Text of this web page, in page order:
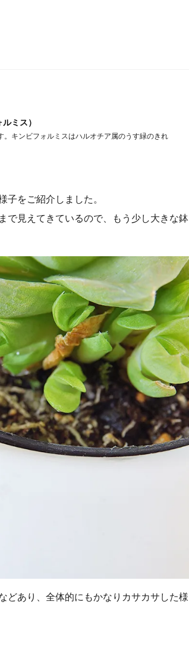
ミス）
キンビフォルミスはハルオチア属のうす緑のきれ
子をご紹介しました。
で見えてきているので、もう少し大きな鉢
どあり、全体的にもかなりカサカサした様